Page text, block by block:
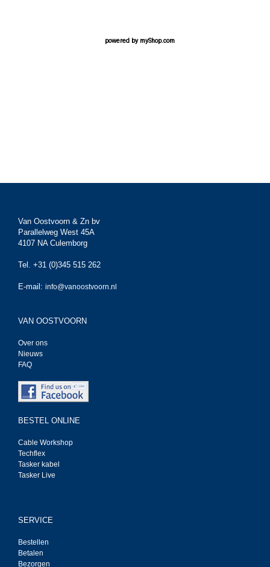
powered by myShop.com
Van Oostvoorn & Zn bv
Parallelweg West 45A
4107 NA Culemborg
Tel. +31 (0)345 515 262
E-mail: info@vanoostvoorn.nl
VAN OOSTVOORN
Over ons
Nieuws
FAQ
BESTEL ONLINE
Cable Workshop
Techflex
Tasker kabel
Tasker Live
SERVICE
Bestellen
Betalen
Bezorgen